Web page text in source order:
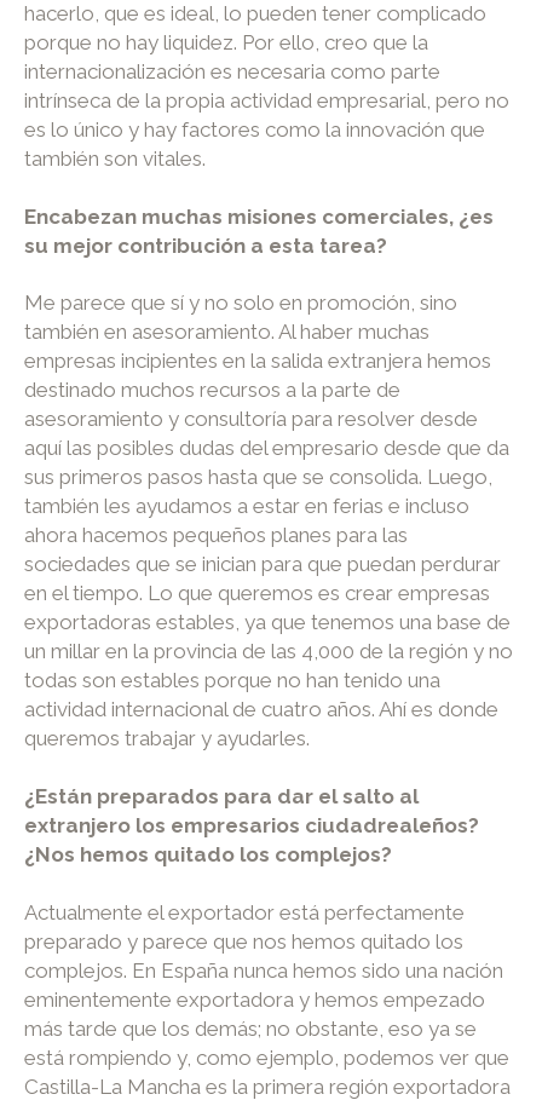
hacerlo, que es ideal, lo pueden tener complicado
porque no hay liquidez. Por ello, creo que la
internacionalización es necesaria como parte
intrínseca de la propia actividad empresarial, pero no
es lo único y hay factores como la innovación que
también son vitales.
Encabezan muchas misiones comerciales, ¿es
su mejor contribución a esta tarea?
Me parece que sí y no solo en promoción, sino
también en asesoramiento. Al haber muchas
empresas incipientes en la salida extranjera hemos
destinado muchos recursos a la parte de
asesoramiento y consultoría para resolver desde
aquí las posibles dudas del empresario desde que da
sus primeros pasos hasta que se consolida. Luego,
también les ayudamos a estar en ferias e incluso
ahora hacemos pequeños planes para las
sociedades que se inician para que puedan perdurar
en el tiempo. Lo que queremos es crear empresas
exportadoras estables, ya que tenemos una base de
un millar en la provincia de las 4,000 de la región y no
todas son estables porque no han tenido una
actividad internacional de cuatro años. Ahí es donde
queremos trabajar y ayudarles.
¿Están preparados para dar el salto al
extranjero los empresarios ciudadrealeños?
¿Nos hemos quitado los complejos?
Actualmente el exportador está perfectamente
preparado y parece que nos hemos quitado los
complejos. En España nunca hemos sido una nación
eminentemente exportadora y hemos empezado
más tarde que los demás; no obstante, eso ya se
está rompiendo y, como ejemplo, podemos ver que
Castilla-La Mancha es la primera región exportadora